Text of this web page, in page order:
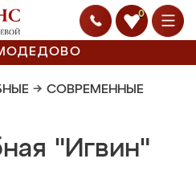
0
→ СОВРЕМЕННЫЕ
"Игвин"